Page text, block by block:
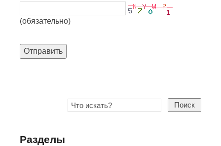
(обязательно)
Отправить
Поиск
Разделы